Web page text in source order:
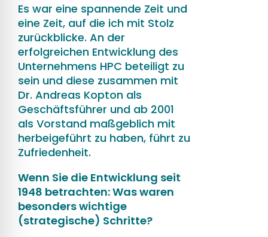
Es war eine spannende Zeit und
eine Zeit, auf die ich mit Stolz
zurückblicke. An der
erfolgreichen Entwicklung des
Unternehmens HPC beteiligt zu
sein und diese zusammen mit
Dr. Andreas Kopton als
Geschäftsführer und ab 2001
als Vorstand maßgeblich mit
herbeigeführt zu haben, führt zu
Zufriedenheit.
Wenn Sie die Entwicklung seit
1948 betrachten: Was waren
besonders wichtige
(strategische) Schritte?